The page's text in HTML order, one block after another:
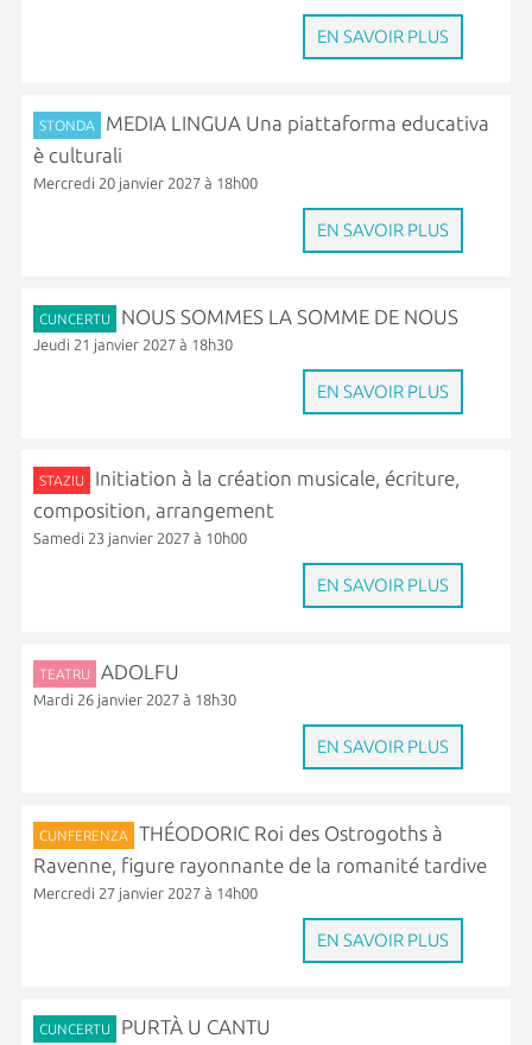
EN SAVOIR PLUS
STONDA
MEDIA LINGUA Una piattaforma educativa
è culturali
Mercredi 20 janvier 2027 à 18h00
EN SAVOIR PLUS
CUNCERTU NOUS SOMMES LA SOMME DE NOUS
Jeudi 21 janvier 2027 à 18h30
EN SAVOIR PLUS
STAZIU
Initiation à la création musicale, écriture,
composition, arrangement
Samedi 23 janvier 2027 à 10h00
EN SAVOIR PLUS
TEATRU ADOLFU
Mardi 26 janvier 2027 à 18h30
EN SAVOIR PLUS
CUNFERENZA
THÉODORIC Roi des Ostrogoths à
Ravenne, figure rayonnante de la romanité tardive
Mercredi 27 janvier 2027 à 14h00
EN SAVOIR PLUS
CUNCERTU PURTÀ U CANTU